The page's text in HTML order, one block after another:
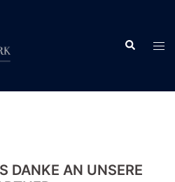
Suche
DANKE AN UNSERE